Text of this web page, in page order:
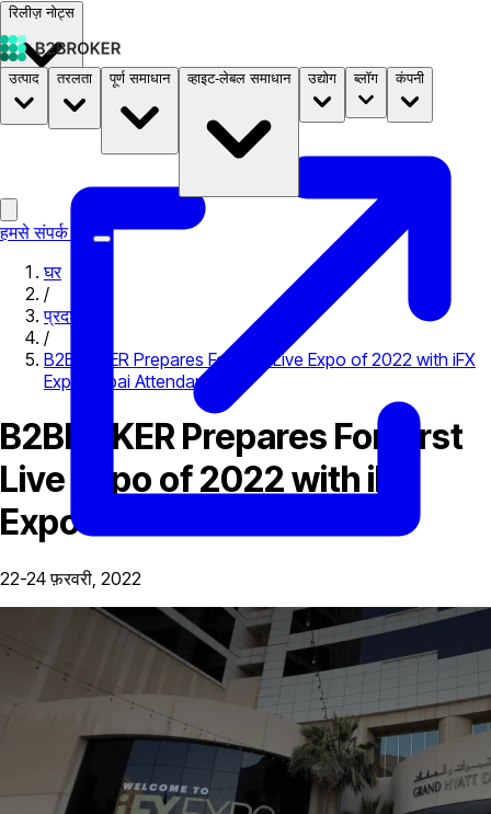
रिलीज़ नोट्स
दस्तावेज़ मूल्य निर्धारणB2STORE
उत्पाद तरलता पूर्ण समाधान व्हाइट-लेबल समाधान उद्योग ब्लॉग कंपनी
हमसे संपर्क करें
घर
/
प्रदर्शनी
/
B2BROKER Prepares For First Live Expo of 2022 with iFX
Expo Dubai Attendance
B2BROKER Prepares For First
Live Expo of 2022 with iFX
Expo Dubai Attendance
22-24 फ़रवरी, 2022